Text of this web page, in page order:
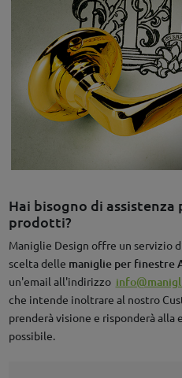
Hai bisogno di
prodotti?
Maniglie Design offre un servizio
scelta delle maniglie per finestre
un'email all'indirizzo
che intende inoltrare al nostro
prenderà visione e risponderà alla
possibile.